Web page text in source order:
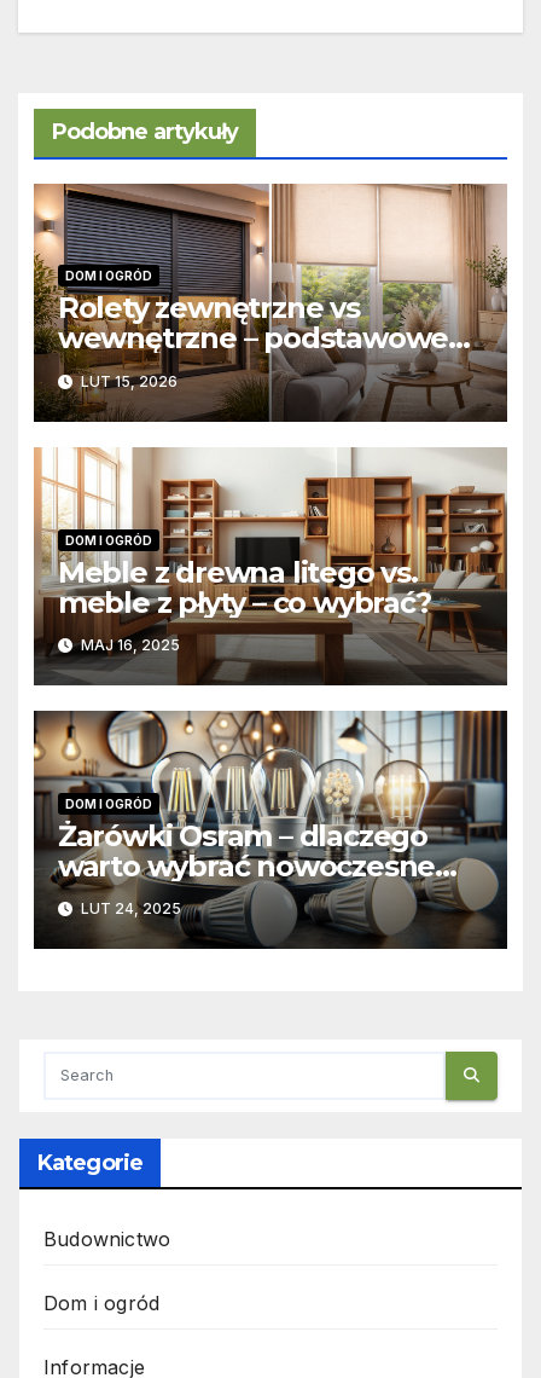
Podobne artykuły
DOM I OGRÓD
Rolety zewnętrzne vs
wewnętrzne – podstawowe
różnice konstrukcyjne i
funkcjonalne
LUT 15, 2026
DOM I OGRÓD
Meble z drewna litego vs.
meble z płyty – co wybrać?
MAJ 16, 2025
DOM I OGRÓD
Żarówki Osram – dlaczego
warto wybrać nowoczesne
żarówki ledowe?
LUT 24, 2025
Kategorie
Budownictwo
Dom i ogród
Informacje